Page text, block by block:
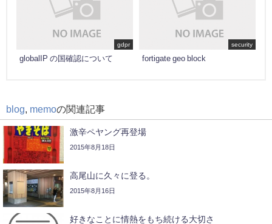
gdpr
globalIP の国確認について
security
fortigate geo block
blog memoの関連記事
激辛ペヤング再登場
2015年8月18日
高尾山に久々に登る。
2015年8月16日
好きなことに情熱をもち続ける大切さ